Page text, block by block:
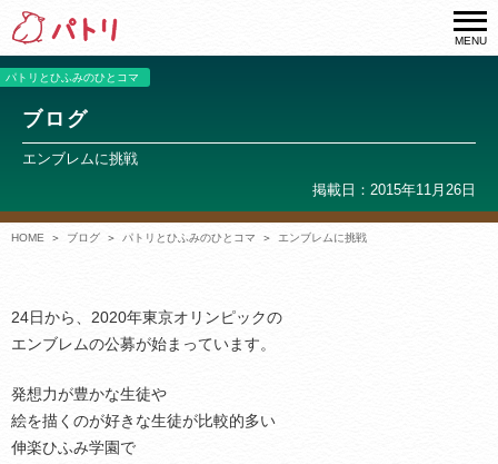
MENU
パトリとひふみのひとコマ
ブログ
エンブレムに挑戦
掲載日：2015年11月26日
HOME ブログ パトリとひふみのひとコマ エンブレムに挑戦
24日から、2020年東京オリンピックの
エンブレムの公募が始まっています。
発想力が豊かな生徒や
絵を描くのが好きな生徒が比較的多い
伸楽ひふみ学園で